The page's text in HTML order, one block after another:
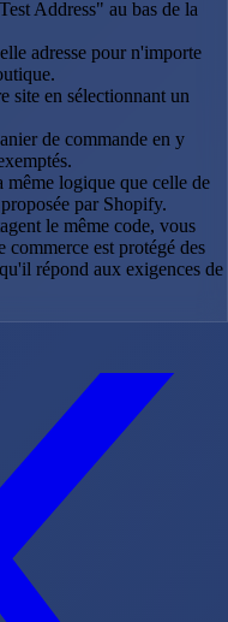
Address" au bas de la
adresse pour n'importe
site en sélectionnant un
de commande en y
même logique que celle de
par Shopify.
le même code, vous
commerce est protégé des
répond aux exigences de